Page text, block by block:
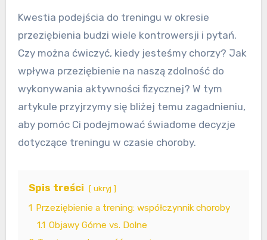
Kwestia podejścia do treningu w okresie
przeziębienia budzi wiele kontrowersji i pytań.
Czy można ćwiczyć, kiedy jesteśmy chorzy? Jak
wpływa przeziębienie na naszą zdolność do
wykonywania aktywności fizycznej? W tym
artykule przyjrzymy się bliżej temu zagadnieniu,
aby pomóc Ci podejmować świadome decyzje
dotyczące treningu w czasie choroby.
Spis treści ukryj
1
Przeziębienie a trening: współczynnik choroby
1.1 Objawy Górne vs. Dolne